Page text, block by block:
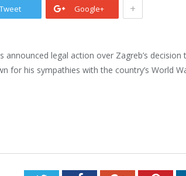
Tweet Google+ +
announced legal action over Zagreb’s
for his sympathies with the country’s World